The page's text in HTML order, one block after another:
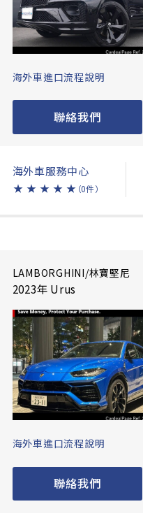
海外車進口流程說明
聯絡我們
海外車服務中心
★ ★ ★ ★ ★ （0件）
LAMBORGHINI/林寶堅尼
2023年 Urus
海外車進口流程說明
聯絡我們